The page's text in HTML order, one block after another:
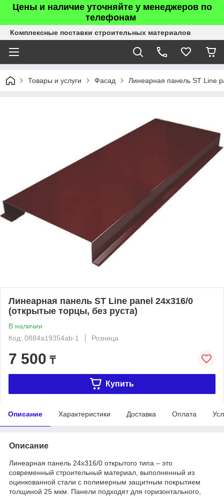
Цены и наличие уточняйте у менеджеров по
телефонам
Комплексные поставки строительных материалов
Товары и услуги Фасад Линеарная панель ST Line
Линеарная панель ST Line panel 24х316/0
(открытые торцы, без руста)
В наличии
Код: 0884a19354ab-1
Розница
7 500 ₸
Купить
Описание Характеристики Доставка Оплата
Описание
Линеарная панель 24х316/0 открытого типа – это
современный строительный материал, выполненный из
оцинкованной стали с полимерным защитным покрытием
толщиной 25 мкм. Панели подходят для горизонтального,